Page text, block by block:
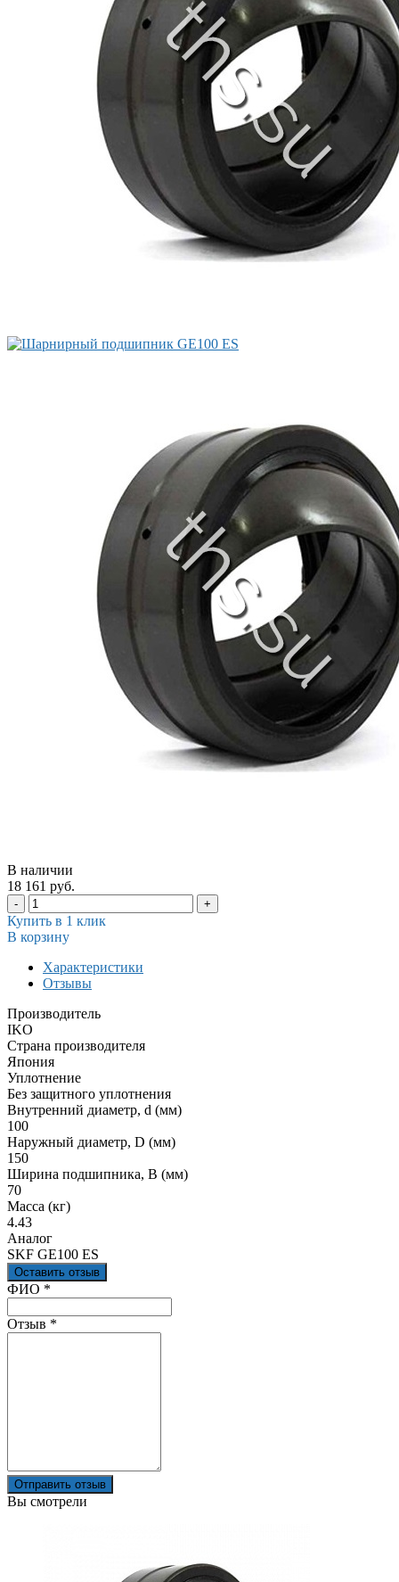
В наличии
18 161 руб.
- +
Купить в 1 клик
В корзину
Характеристики
Отзывы
Производитель
IKO
Страна производителя
Япония
Уплотнение
Без защитного уплотнения
Внутренний диаметр, d (мм)
100
Наружный диаметр, D (мм)
150
Ширина подшипника, B (мм)
70
Масса (кг)
4.43
Аналог
SKF GE100 ES
Оставить отзыв
Ваш отзыв был отправлен!
ФИО *
Отзыв *
Отправить отзыв
Вы смотрели